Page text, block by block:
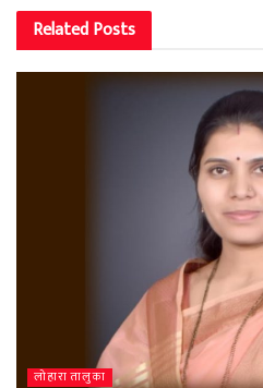
RelatedPosts
लोहारा तालुका